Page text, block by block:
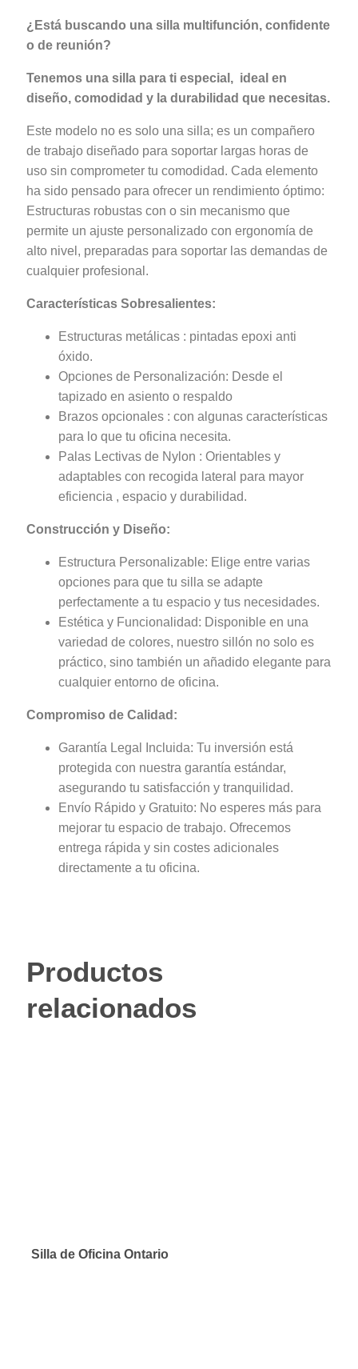
¿Está buscando una silla multifunción, confidente
o de reunión?
Tenemos una silla para ti especial, ideal en
diseño, comodidad y la durabilidad que necesitas.
Este modelo no es solo una silla; es un compañero
de trabajo diseñado para soportar largas horas de
uso sin comprometer tu comodidad. Cada elemento
ha sido pensado para ofrecer un rendimiento óptimo:
Estructuras robustas con o sin mecanismo que
permite un ajuste personalizado con ergonomía de
alto nivel, preparadas para soportar las demandas de
cualquier profesional.
Características Sobresalientes:
Estructuras metálicas : pintadas epoxi anti
óxido.
Opciones de Personalización: Desde el
tapizado en asiento o respaldo
Brazos opcionales : con algunas características
para lo que tu oficina necesita.
Palas Lectivas de Nylon : Orientables y
adaptables con recogida lateral para mayor
eficiencia , espacio y durabilidad.
Construcción y Diseño:
Estructura Personalizable: Elige entre varias
opciones para que tu silla se adapte
perfectamente a tu espacio y tus necesidades.
Estética y Funcionalidad: Disponible en una
variedad de colores, nuestro sillón no solo es
práctico, sino también un añadido elegante para
cualquier entorno de oficina.
Compromiso de Calidad:
Garantía Legal Incluida: Tu inversión está
protegida con nuestra garantía estándar,
asegurando tu satisfacción y tranquilidad.
Envío Rápido y Gratuito: No esperes más para
mejorar tu espacio de trabajo. Ofrecemos
entrega rápida y sin costes adicionales
directamente a tu oficina.
Productos
relacionados
Silla de Oficina Ontario